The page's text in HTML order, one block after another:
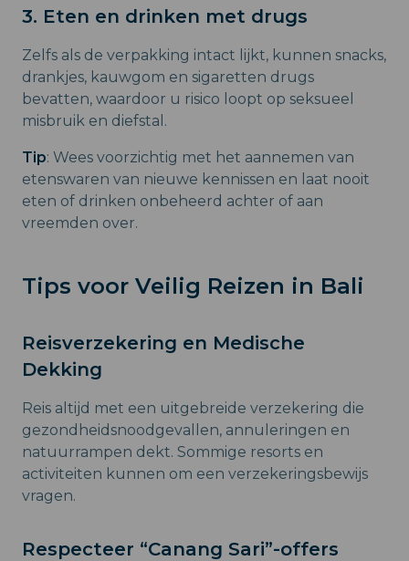
3. Eten en drinken met drugs
Zelfs als de verpakking intact lijkt, kunnen snacks,
drankjes, kauwgom en sigaretten drugs
bevatten, waardoor u risico loopt op seksueel
misbruik en diefstal.
Tip: Wees voorzichtig met het aannemen van
etenswaren van nieuwe kennissen en laat nooit
eten of drinken onbeheerd achter of aan
vreemden over.
Tips voor Veilig Reizen in Bali
Reisverzekering en Medische
Dekking
Reis altijd met een uitgebreide verzekering die
gezondheidsnoodgevallen, annuleringen en
natuurrampen dekt. Sommige resorts en
activiteiten kunnen om een verzekeringsbewijs
vragen.
Respecteer “Canang Sari”-offers